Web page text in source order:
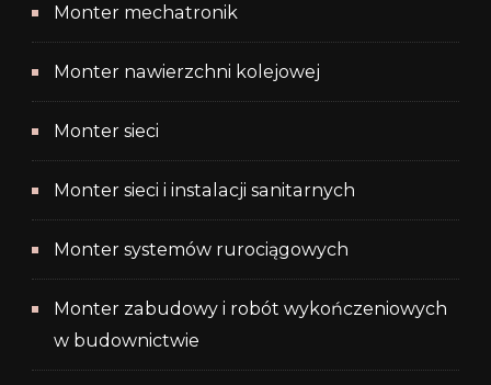
Monter mechatronik
Monter nawierzchni kolejowej
Monter sieci
Monter sieci i instalacji sanitarnych
Monter systemów rurociągowych
Monter zabudowy i robót wykończeniowych
w budownictwie